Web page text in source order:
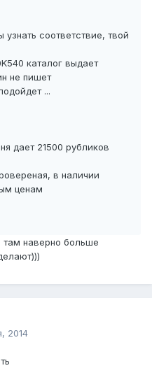
соответствие, твой
каталог выдает
не пишет
...
дает 21500 рубликов
в наличии
ценам
там наверно больше
2014